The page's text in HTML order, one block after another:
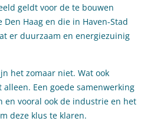
geldt voor de te bouwen
Haag en die in Haven-Stad
er duurzaam en energiezuinig
het zomaar niet. Wat ook
Een goede samenwerking
en vooral ook de industrie en het
deze klus te klaren.